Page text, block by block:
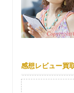
感想レビュー買
検索: